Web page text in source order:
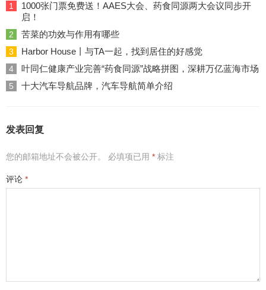
1
1000张门票免费送！AAES大会、药食同源两大会议同步开
启！
2 苦菜的功效与作用有哪些
3 Harbor House丨与TA一起，找到居住的好感觉
4 叶同仁健康产业完善“药食同源”战略拼图，深耕万亿蓝海市场
5 十大汽车导航品牌，汽车导航简单介绍
发表回复
您的邮箱地址不会被公开。 必填项已用 * 标注
评论 *